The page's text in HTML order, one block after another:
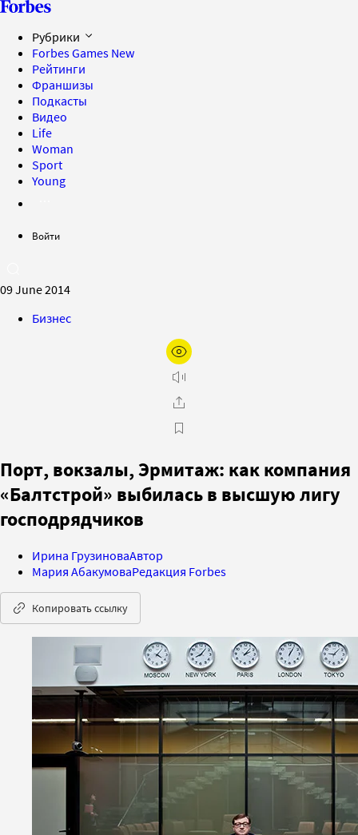
Рубрики
Forbes Games New
Рейтинги
Франшизы
Подкасты
Видео
Life
Woman
Sport
Young
Войти
09 June 2014
Бизнес
Порт, вокзалы, Эрмитаж: как компания
«Балтстрой» выбилась в высшую лигу
господрядчиков
Ирина ГрузиноваАвтор
Мария АбакумоваРедакция Forbes
Копировать ссылку